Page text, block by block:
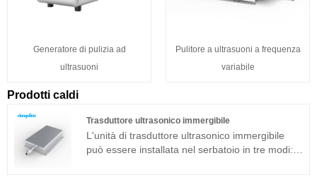
Generatore di pulizia ad
ultrasuoni
Pulitore a ultrasuoni a frequenza
variabile
Prodotti caldi
Trasduttore ultrasonico immergibile
L'unità di trasduttore ultrasonico immergibile
può essere installata nel serbatoio in tre modi: